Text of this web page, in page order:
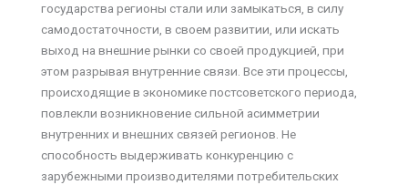
государства регионы стали или замыкаться, в силу
самодостаточности, в своем развитии, или искать
выход на внешние рынки со своей продукцией, при
этом разрывая внутренние связи. Все эти процессы,
происходящие в экономике постсоветского периода,
повлекли возникновение сильной асимметрии
внутренних и внешних связей регионов. Не
способность выдерживать конкуренцию с
зарубежными производителями потребительских